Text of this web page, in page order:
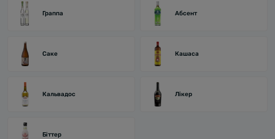
Граппа Абсент
Саке Кашаса
Кальвадос Лікер
Біттер